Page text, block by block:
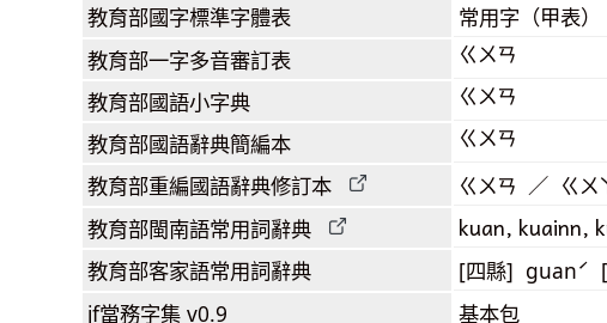
教育部國字標準字體表 常用字（甲表）
教育部一字多音審訂表 ㄍㄨㄢ
教育部國語小字典 ㄍㄨㄢ
教育部國語辭典簡編本 ㄍㄨㄢ
教育部重編國語辭典修訂本 ㄍㄨㄢ ／ ㄍㄨ
教育部閩南語常用詞辭典 kuan, kuainn,
教育部客家語常用詞辭典 [四縣] guanˊ
jf當務字集 v0.9 基本包